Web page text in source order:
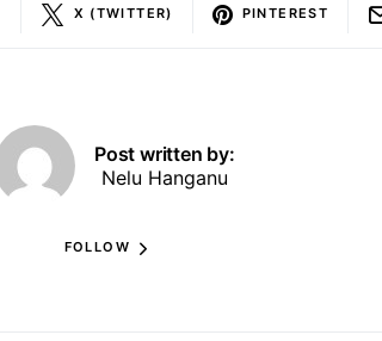
X (TWITTER) PINTEREST
Post written by:
Nelu Hanganu
FOLLOW